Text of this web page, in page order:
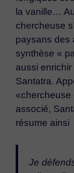
la vanille…
chercheuse
paysans des
synthèse «
aussi
Santatra.
«chercheuse
associé,
résume ainsi
Je